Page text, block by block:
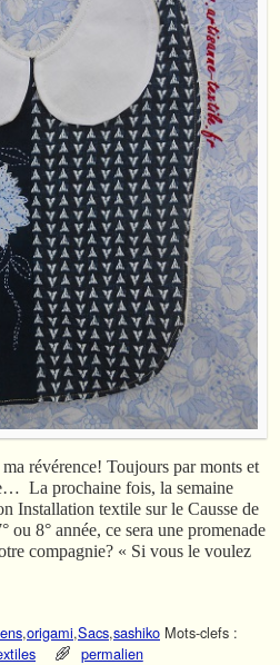
révérence! Toujours par monts et
La prochaine fois, la semaine
Installation textile sur le Causse de
ou 8° année, ce sera une promenade
compagnie? « Si vous le voulez
,origami,Sacs,sashiko Mots-clefs :
permalien